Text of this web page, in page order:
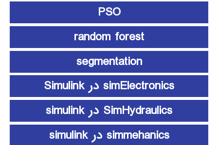
PSO
random forest
segmentation
simElectronics در Simulink
SimHydraulics در simulink
simmehanics در simulink